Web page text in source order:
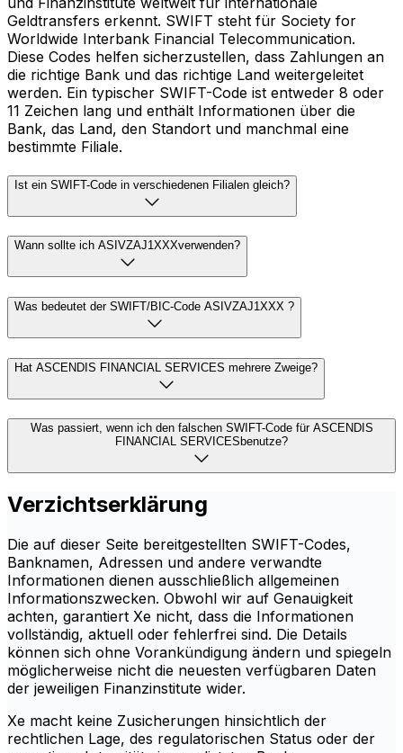
Geldtransfers erkennt. SWIFT steht für Society for
Worldwide Interbank Financial Telecommunication.
Diese Codes helfen sicherzustellen, dass Zahlungen an
die richtige Bank und das richtige Land weitergeleitet
werden. Ein typischer SWIFT-Code ist entweder 8 oder
11 Zeichen lang und enthält Informationen über die
Bank, das Land, den Standort und manchmal eine
bestimmte Filiale.
Ist ein SWIFT-Code in verschiedenen Filialen gleich?
Wann sollte ich ASIVZAJ1XXXverwenden?
Was bedeutet der SWIFT/BIC-Code ASIVZAJ1XXX ?
Hat ASCENDIS FINANCIAL SERVICES mehrere Zweige?
Was passiert, wenn ich den falschen SWIFT-Code für ASCENDIS
FINANCIAL SERVICESbenutze?
Verzichtserklärung
Die auf dieser Seite bereitgestellten SWIFT-Codes,
Banknamen, Adressen und andere verwandte
Informationen dienen ausschließlich allgemeinen
Informationszwecken. Obwohl wir auf Genauigkeit
achten, garantiert Xe nicht, dass die Informationen
vollständig, aktuell oder fehlerfrei sind. Die Details
können sich ohne Vorankündigung ändern und spiegeln
möglicherweise nicht die neuesten verfügbaren Daten
der jeweiligen Finanzinstitute wider.
Xe macht keine Zusicherungen hinsichtlich der
rechtlichen Lage, des regulatorischen Status oder der